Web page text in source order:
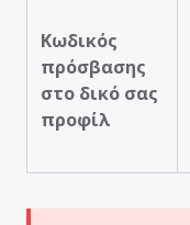
Κωδικός
πρόσβασης
στο δικό σας
προφίλ